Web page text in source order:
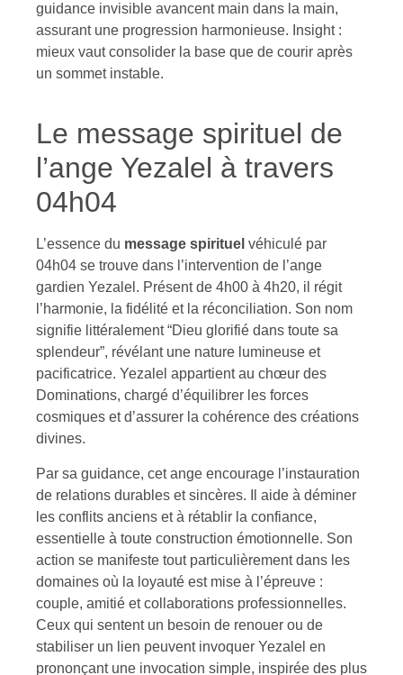
guidance invisible avancent main dans la main,
assurant une progression harmonieuse. Insight :
mieux vaut consolider la base que de courir après
un sommet instable.
Le message spirituel de
l’ange Yezalel à travers
04h04
L’essence du message spirituel véhiculé par
04h04 se trouve dans l’intervention de l’ange
gardien Yezalel. Présent de 4h00 à 4h20, il régit
l’harmonie, la fidélité et la réconciliation. Son nom
signifie littéralement “Dieu glorifié dans toute sa
splendeur”, révélant une nature lumineuse et
pacificatrice. Yezalel appartient au chœur des
Dominations, chargé d’équilibrer les forces
cosmiques et d’assurer la cohérence des créations
divines.
Par sa guidance, cet ange encourage l’instauration
de relations durables et sincères. Il aide à déminer
les conflits anciens et à rétablir la confiance,
essentielle à toute construction émotionnelle. Son
action se manifeste tout particulièrement dans les
domaines où la loyauté est mise à l’épreuve :
couple, amitié et collaborations professionnelles.
Ceux qui sentent un besoin de renouer ou de
stabiliser un lien peuvent invoquer Yezalel en
prononçant une invocation simple, inspirée des plus